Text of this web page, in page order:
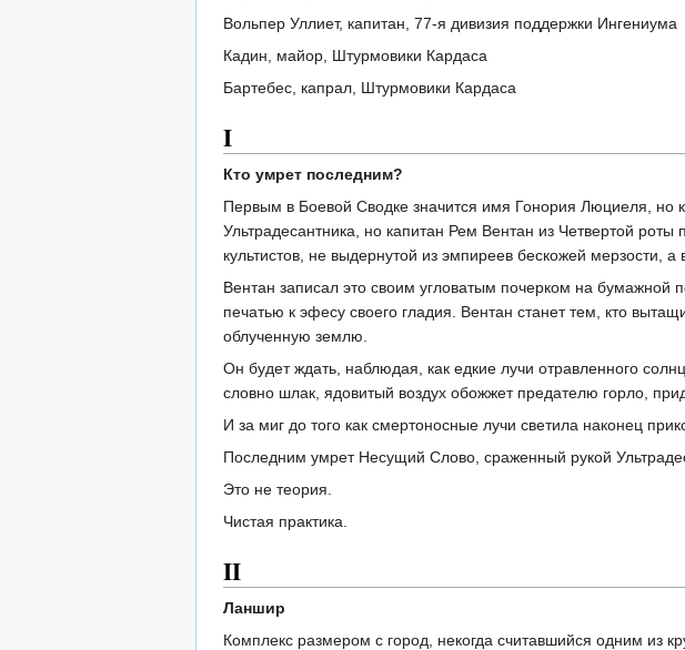
Вольпер Уллиет, капитан, 77-я дивизия поддержки Ингениума
Кадин, майор, Штурмовики Кардаса
Бартебес, капрал, Штурмовики Кардаса
I
Кто умрет последним?
Первым в Боевой Сводке значится имя Гонория Люциеля, но
Ультрадесантника, но капитан Рем Вентан из Четвертой
культистов, не выдернутой из эмпиреев бескожей мерзости, а
Вентан записал это своим угловатым почерком на бумажной
печатью к эфесу своего гладия. Вентан станет тем, кто
облученную землю.
Он будет ждать, наблюдая, как едкие лучи отравленного
словно шлак, ядовитый воздух обожжет предателю горло,
И за миг до того как смертоносные лучи светила наконец
Последним умрет Несущий Слово, сраженный рукой
Это не теория.
Чистая практика.
II
Ланшир
Комплекс размером с город, некогда считавшийся одним из